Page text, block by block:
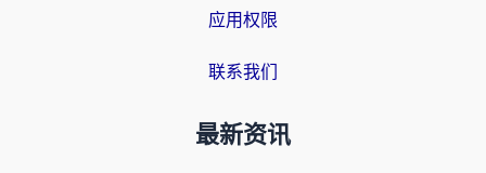
应用权限
联系我们
最新资讯